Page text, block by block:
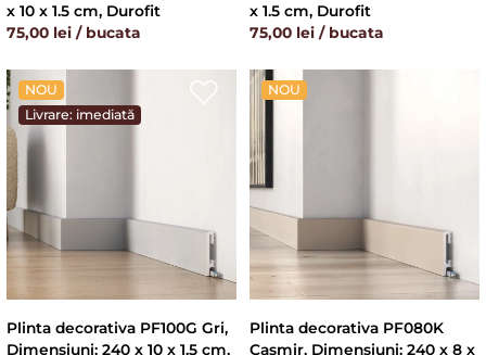
x 10 x 1.5 cm, Durofit
75,00 lei / bucata
x 1.5 cm, Durofit
75,00 lei / bucata
NOU
Livrare: imediată
Plinta decorativa PF100G Gri,
Dimensiuni: 240 x 10 x 1.5 cm,
NOU
Plinta decorativa PF080K
Cașmir, Dimensiuni: 240 x 8 x